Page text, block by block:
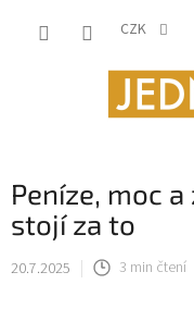
CZK
Peníze, moc
stojí za to
20.7.2025 3 min čtení